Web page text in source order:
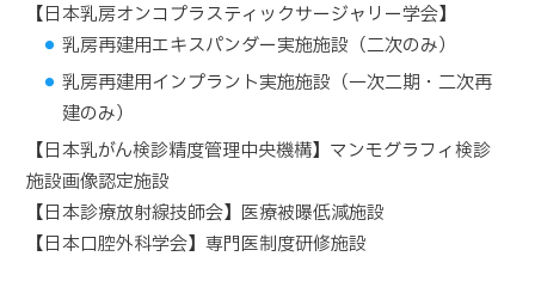
【日本乳房オンコプラスティックサージャリー学会】
乳房再建用エキスパンダー実施施設（二次のみ）
乳房再建用インプラント実施施設（一次二期・二次再
建のみ）
【日本乳がん検診精度管理中央機構】マンモグラフィ検診
施設画像認定施設
【日本診療放射線技師会】医療被曝低減施設
【日本口腔外科学会】専門医制度研修施設